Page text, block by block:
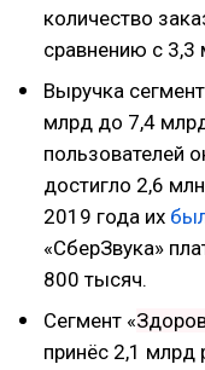
количество
сравнению с 3,3
Выручка
млрд до 7,4
пользователей
достигло 2,6
2019 года их
«СберЗвука»
800 тысяч.
Сегмент «
принёс 2,1 млрд